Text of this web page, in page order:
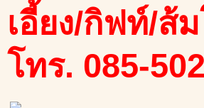
เอี้ยง/กิฟท์/ส้
โทร. 085-